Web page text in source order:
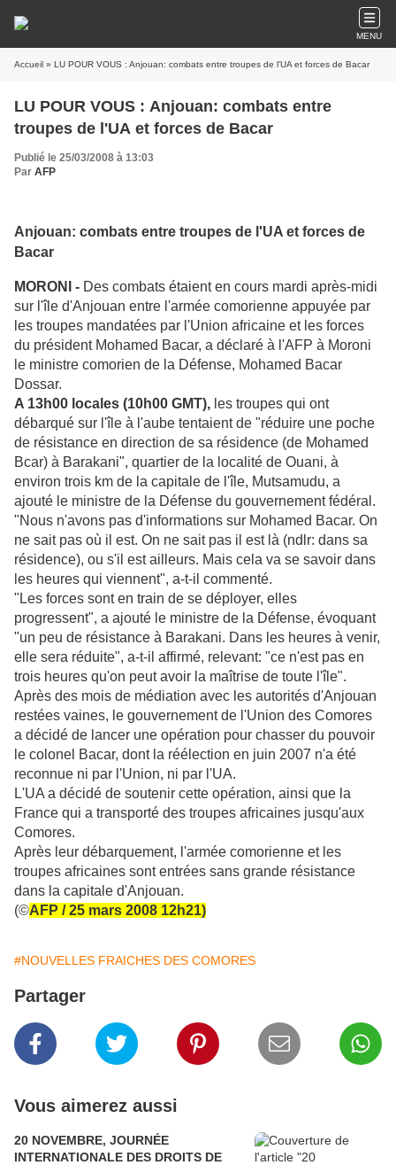
MENU
Accueil » LU POUR VOUS : Anjouan: combats entre troupes de l'UA et forces de Bacar
LU POUR VOUS : Anjouan: combats entre
troupes de l'UA et forces de Bacar
Publié le 25/03/2008 à 13:03
Par AFP
Anjouan: combats entre troupes de l'UA et forces de
Bacar
MORONI - Des combats étaient en cours mardi après-midi
sur l'île d'Anjouan entre l'armée comorienne appuyée par
les troupes mandatées par l'Union africaine et les forces
du président Mohamed Bacar, a déclaré à l'AFP à Moroni
le ministre comorien de la Défense, Mohamed Bacar
Dossar.
A 13h00 locales (10h00 GMT), les troupes qui ont
débarqué sur l'île à l'aube tentaient de "réduire une poche
de résistance en direction de sa résidence (de Mohamed
Bcar) à Barakani", quartier de la localité de Ouani, à
environ trois km de la capitale de l'île, Mutsamudu, a
ajouté le ministre de la Défense du gouvernement fédéral.
"Nous n'avons pas d'informations sur Mohamed Bacar. On
ne sait pas où il est. On ne sait pas il est là (ndlr: dans sa
résidence), ou s'il est ailleurs. Mais cela va se savoir dans
les heures qui viennent", a-t-il commenté.
"Les forces sont en train de se déployer, elles
progressent", a ajouté le ministre de la Défense, évoquant
"un peu de résistance à Barakani. Dans les heures à venir,
elle sera réduite", a-t-il affirmé, relevant: "ce n'est pas en
trois heures qu'on peut avoir la maîtrise de toute l'île".
Après des mois de médiation avec les autorités d'Anjouan
restées vaines, le gouvernement de l'Union des Comores
a décidé de lancer une opération pour chasser du pouvoir
le colonel Bacar, dont la réélection en juin 2007 n'a été
reconnue ni par l'Union, ni par l'UA.
L'UA a décidé de soutenir cette opération, ainsi que la
France qui a transporté des troupes africaines jusqu'aux
Comores.
Après leur débarquement, l'armée comorienne et les
troupes africaines sont entrées sans grande résistance
dans la capitale d'Anjouan.
(©AFP / 25 mars 2008 12h21)
#NOUVELLES FRAICHES DES COMORES
Partager
Vous aimerez aussi
20 NOVEMBRE, JOURNÉE
INTERNATIONALE DES DROITS DE